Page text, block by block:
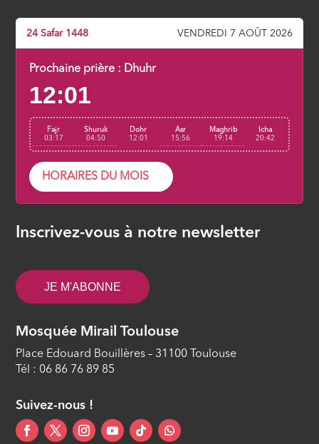
24 Safar 1448 VENDREDI 7 AOÛT 2026
Prochaine prière : Dhuhr
12:01
Fajr
03:17
Shuruk
04:50
Dohr
12:01
Asr
15:56
Maghrib
19:14
Icha
20:42
HORAIRES DU MOIS
Inscrivez-vous à notre newsletter
JE M'ABONNE
Mosquée Mirail Toulouse
Place Edouard Bouillères – 31100 Toulouse
Tél : 06 86 76 89 85
Suivez-nous !